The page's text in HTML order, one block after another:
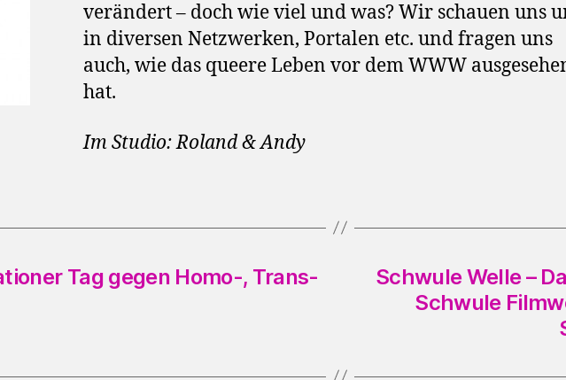
verändert – doch wie viel und was? Wir schauen uns
in diversen Netzwerken, Portalen etc. und fragen uns
auch, wie das queere Leben vor dem WWW
hat.
Im Studio: Roland & Andy
Tag gegen Homo-, Trans-
Schwule Welle –
Schwule